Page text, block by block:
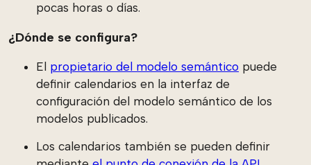
pocas horas o días.
¿Dónde se configura?
El propietario del modelo semántico puede
definir calendarios en la interfaz de
configuración del modelo semántico de los
modelos publicados.
Los calendarios también se pueden definir